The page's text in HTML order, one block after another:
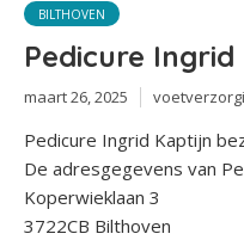
BILTHOVEN
Pedicure
maart 26, 2025
Pedicure Ingrid Kaptijn
De adresgegevens van
Koperwieklaan 3
3722CB Bilthoven